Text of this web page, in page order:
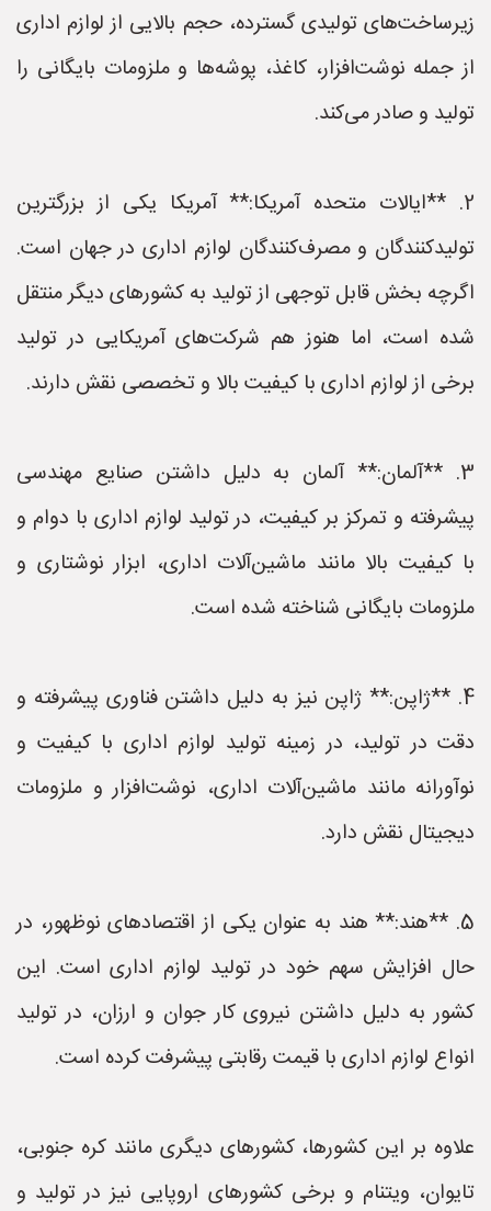
زیرساخت‌های تولیدی گسترده، حجم بالایی از لوازم اداری
از جمله نوشت‌افزار، کاغذ، پوشه‌ها و ملزومات بایگانی را
تولید و صادر می‌کند.
2. **ایالات متحده آمریکا:** آمریکا یکی از بزرگترین
تولیدکنندگان و مصرف‌کنندگان لوازم اداری در جهان است.
اگرچه بخش قابل توجهی از تولید به کشورهای دیگر منتقل
شده است، اما هنوز هم شرکت‌های آمریکایی در تولید
برخی از لوازم اداری با کیفیت بالا و تخصصی نقش دارند.
3. **آلمان:** آلمان به دلیل داشتن صنایع مهندسی
پیشرفته و تمرکز بر کیفیت، در تولید لوازم اداری با دوام و
با کیفیت بالا مانند ماشین‌آلات اداری، ابزار نوشتاری و
ملزومات بایگانی شناخته شده است.
4. **ژاپن:** ژاپن نیز به دلیل داشتن فناوری پیشرفته و
دقت در تولید، در زمینه تولید لوازم اداری با کیفیت و
نوآورانه مانند ماشین‌آلات اداری، نوشت‌افزار و ملزومات
دیجیتال نقش دارد.
5. **هند:** هند به عنوان یکی از اقتصادهای نوظهور، در
حال افزایش سهم خود در تولید لوازم اداری است. این
کشور به دلیل داشتن نیروی کار جوان و ارزان، در تولید
انواع لوازم اداری با قیمت رقابتی پیشرفت کرده است.
علاوه بر این کشورها، کشورهای دیگری مانند کره جنوبی،
تایوان، ویتنام و برخی کشورهای اروپایی نیز در تولید و